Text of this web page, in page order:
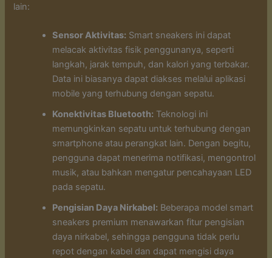
lain:
Sensor Aktivitas: Smart sneakers ini dapat
melacak aktivitas fisik penggunanya, seperti
langkah, jarak tempuh, dan kalori yang terbakar.
Data ini biasanya dapat diakses melalui aplikasi
mobile yang terhubung dengan sepatu.
Konektivitas Bluetooth: Teknologi ini
memungkinkan sepatu untuk terhubung dengan
smartphone atau perangkat lain. Dengan begitu,
pengguna dapat menerima notifikasi, mengontrol
musik, atau bahkan mengatur pencahayaan LED
pada sepatu.
Pengisian Daya Nirkabel: Beberapa model smart
sneakers premium menawarkan fitur pengisian
daya nirkabel, sehingga pengguna tidak perlu
repot dengan kabel dan dapat mengisi daya